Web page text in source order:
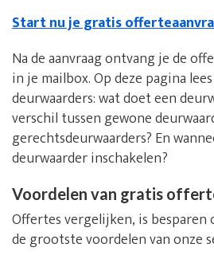
Start nu je gratis
Na de aanvraag ontvang je de
in je mailbox. Op deze pagina
deurwaarders: wat doet een
verschil tussen gewone
gerechtsdeurwaarders? En
deurwaarder inschakelen?
Voordelen van gratis
Offertes vergelijken, is
de grootste voordelen van onze